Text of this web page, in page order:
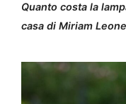
Quanto costa la
casa di Miriam